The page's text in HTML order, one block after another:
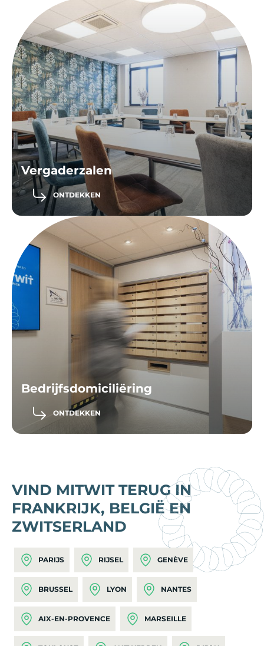
Vergaderzalen
ONTDEKKEN
Bedrijfsdomiciliëring
ONTDEKKEN
VIND MITWIT TERUG IN
FRANKRIJK, BELGIË EN
ZWITSERLAND
PARIJS RIJSEL GENÈVE
BRUSSEL LYON NANTES
AIX-EN-PROVENCE MARSEILLE